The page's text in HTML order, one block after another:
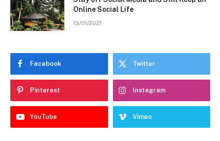
Online Social Life
13/01/2021
Facebook Twitter
Pinterest Instagram
YouTube Vimeo